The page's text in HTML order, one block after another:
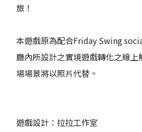
旅！
本遊戲原為配合Friday Swing
廳內所設計之實境遊戲轉化之線上
場場景將以照片代替。
遊戲設計：拉拉工作室